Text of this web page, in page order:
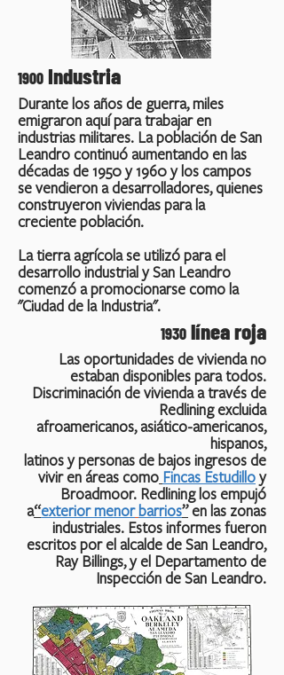
1900 Industria
Durante los años de guerra, miles
emigraron aquí para trabajar en
industrias militares. La población de San
Leandro continuó aumentando en las
décadas de 1950 y 1960 y los campos
se vendieron a desarrolladores, quienes
construyeron viviendas para la
creciente población.
La tierra agrícola se utilizó para el
desarrollo industrial y San Leandro
comenzó a promocionarse como la
"Ciudad de la Industria".
1930 línea roja
Las oportunidades de vivienda no
estaban disponibles para todos.
Discriminación de vivienda a través de
Redlining excluida
afroamericanos, asiático-americanos,
hispanos,
latinos y personas de bajos ingresos de
vivir en áreas como Fincas Estudilloy
Broadmoor. Redlining los empujó
a“exterior menorbarrios”en las zonas
industriales. Estos informes fueron
escritos por el alcalde de San Leandro,
Ray Billings, y el Departamento de
Inspección de San Leandro.